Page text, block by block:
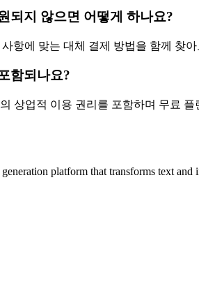
되지 않으면 어떻게 하나요?
항에 맞는 대체 결제 방법을 함께 찾
함되나요?
상업적 이용 권리를 포함하며 무료 플
platform that transforms text and